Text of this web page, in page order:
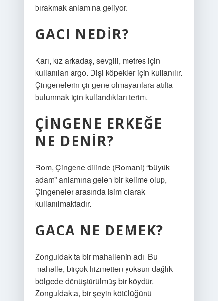
bırakmak anlamına geliyor.
GACI NEDIR?
Karı, kız arkadaş, sevgili, metres için
kullanılan argo. Dişi köpekler için kullanılır.
Çingenelerin çingene olmayanlara atıfta
bulunmak için kullandıkları terim.
ÇINGENE ERKEĞE
NE DENIR?
Rom, Çingene dilinde (Romani) “büyük
adam” anlamına gelen bir kelime olup,
Çingeneler arasında isim olarak
kullanılmaktadır.
GACA NE DEMEK?
Zonguldak’ta bir mahallenin adı. Bu
mahalle, birçok hizmetten yoksun dağlık
bölgede dönüştürülmüş bir köydür.
Zonguldakta, bir şeyin kötülüğünü